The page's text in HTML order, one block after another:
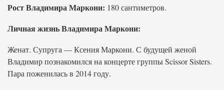
Рост Владимира Маркони: 180 сантиметров.
Личная жизнь Владимира Маркони:
Женат. Супруга — Ксения Маркони. С будущей женой
Владимир познакомился на концерте группы Scissor Sisters.
Пара поженилась в 2014 году.